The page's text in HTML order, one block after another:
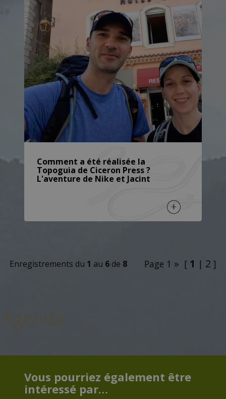
Comment a été réalisée la
Topoguia de Ciceron Press ?
L'aventure de Nike et Jacint
Enregistrements du 1 au 6 de 8 Page 1 » [ 1 | 2 ]
Agenda
Vous pourriez également être
intéressé par…